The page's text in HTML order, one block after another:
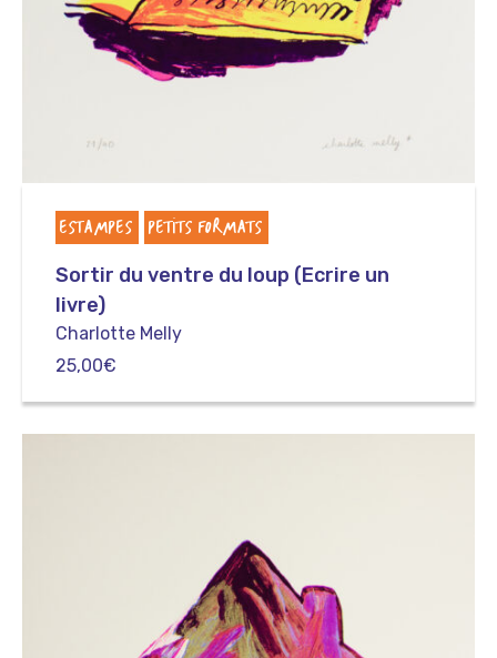
ESTAMPES PETITS FORMATS
Sortir du ventre du loup (Ecrire un
livre)
Charlotte Melly
25,00€